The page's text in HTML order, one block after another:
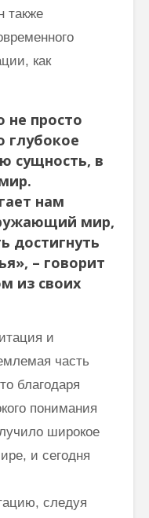
также
как
не просто
глубокое
сущность, в
нам
мир,
достигнуть
– говорит
из своих
и
часть
благодаря
понимания
широкое
и сегодня
следуя